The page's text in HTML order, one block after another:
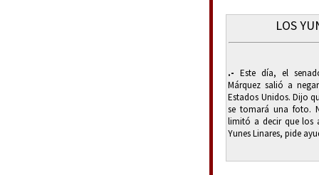
LOS
.- Este día, el
Márquez salió a
Estados Unidos. Dijo
se tomará una foto.
limitó a decir que los
Yunes Linares, pide